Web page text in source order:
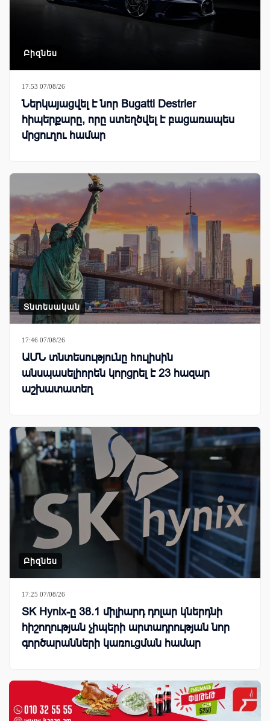
Բիզնես
17:53 07/08/26
Ներկայացվել է նոր Bugatti Destrier
հիպերքարը, որը ստեղծվել է բացառապես
մրցուղու համար
Տնտեսական
17:46 07/08/26
ԱՄՆ տնտեսությունը հուլիսին
անսպասելիորեն կորցրել է 23 հազար
աշխատատեղ
Բիզնես
17:25 07/08/26
SK Hynix-ը 38.1 միլիարդ դոլար կներդնի
հիշողության չիպերի արտադրության նոր
գործարանների կառուցման համար